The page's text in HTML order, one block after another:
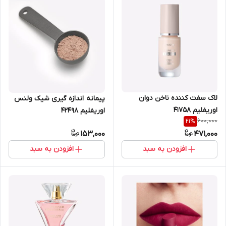
لاک سفت کننده ناخن دوان
اوریفلیم 41758
600,000
21%
471,000
افزودن به سبد
پیمانه اندازه گیری شیک ولنس
اوریفلیم 42498
153,000
افزودن به سبد